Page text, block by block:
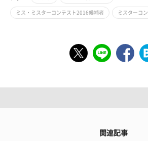
ミス・ミスターコンテスト2016候補者 ミスターコン
関連記事